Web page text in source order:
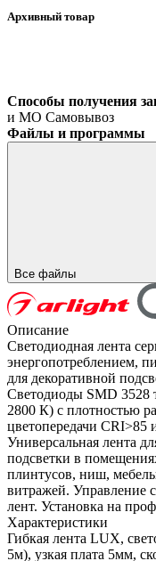
Архивный товар
Способы получения
и МО Самовывоз
Файлы и программы
Все файлы
Описание
Светодиодная лента
энергопотреблением,
для декоративной
Светодиоды SMD 3528
2800 К) с плотностью
цветопередачи CRI>85
Универсальная лента
подсветки в
плинтусов, ниш,
витражей. Управление
лент. Установка на
Характеристики
Гибкая лента LUX,
5м), узкая плата 5мм,